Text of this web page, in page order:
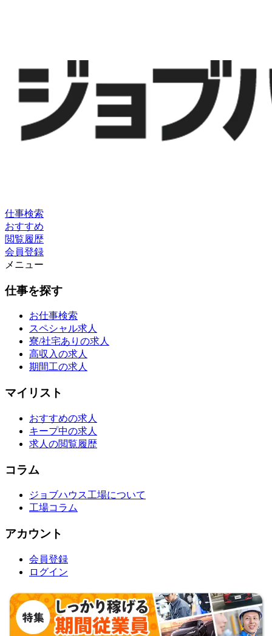
仕事検索
おすすめ
閲覧履歴
会員登録
メニュー
仕事を探す
お仕事検索
スペシャル求人
寮/社宅ありの求人
高収入の求人
期間工の求人
マイリスト
おすすめの求人
キープ中の求人
求人の閲覧履歴
コラム
ジョブハウス工場について
工場コラム
アカウント
会員登録
ログイン